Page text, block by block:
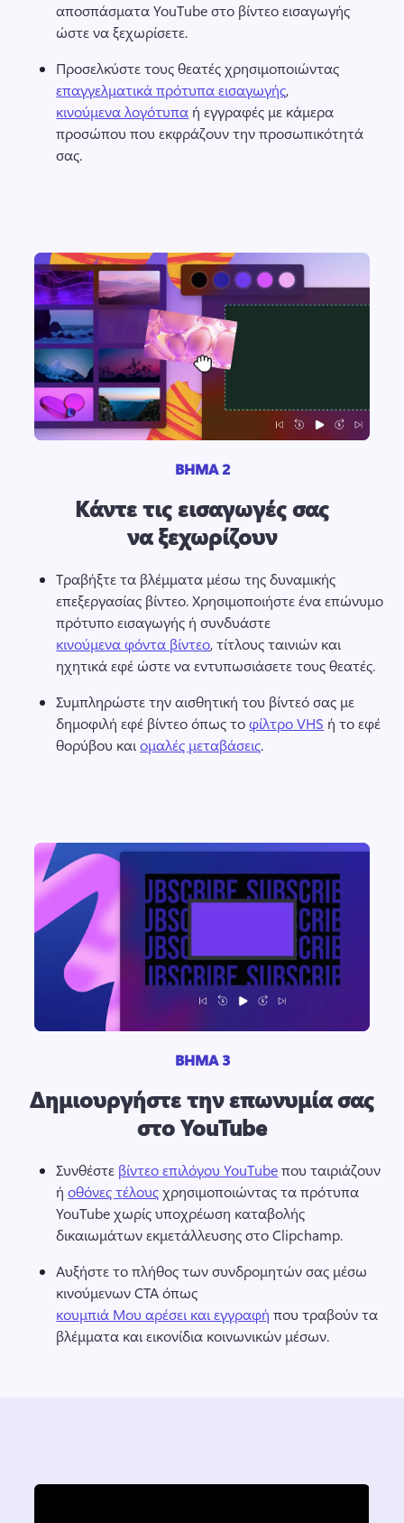
αποσπάσματα YouTube στο βίντεο εισαγωγής
ώστε να ξεχωρίσετε.
Προσελκύστε τους θεατές χρησιμοποιώντας
επαγγελματικά πρότυπα εισαγωγής,
κινούμενα λογότυπα ή εγγραφές με κάμερα
προσώπου που εκφράζουν την προσωπικότητά
σας.
ΒΗΜΑ 2
Κάντε τις εισαγωγές σας
να ξεχωρίζουν
Τραβήξτε τα βλέμματα μέσω της δυναμικής
επεξεργασίας βίντεο. Χρησιμοποιήστε ένα επώνυμο
πρότυπο εισαγωγής ή συνδυάστε
κινούμενα φόντα βίντεο, τίτλους ταινιών και
ηχητικά εφέ ώστε να εντυπωσιάσετε τους θεατές.
Συμπληρώστε την αισθητική του βίντεό σας με
δημοφιλή εφέ βίντεο όπως το φίλτρο VHS ή το εφέ
θορύβου και ομαλές μεταβάσεις.
ΒΗΜΑ 3
Δημιουργήστε την επωνυμία σας
στο YouTube
Συνθέστε βίντεο επιλόγου YouTube που ταιριάζουν
ή οθόνες τέλους χρησιμοποιώντας τα πρότυπα
YouTube χωρίς υποχρέωση καταβολής
δικαιωμάτων εκμετάλλευσης στο Clipchamp.
Αυξήστε το πλήθος των συνδρομητών σας μέσω
κινούμενων CTA όπως
κουμπιά Μου αρέσει και εγγραφή που τραβούν τα
βλέμματα και εικονίδια κοινωνικών μέσων.